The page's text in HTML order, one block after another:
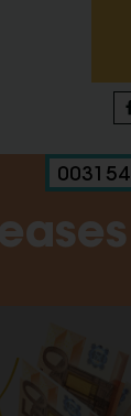
003154